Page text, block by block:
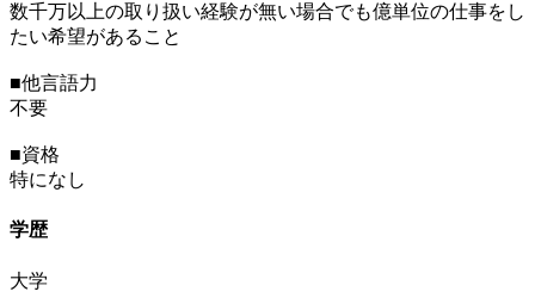
数千万以上の取り扱い経験が無い場合でも億単位の仕事をし
たい希望があること
■他言語力
不要
■資格
特になし
学歴
大学